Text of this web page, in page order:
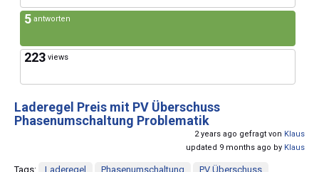
5 antworten
223 views
Laderegel Preis mit PV Überschuss
Phasenumschaltung Problematik
2 years ago gefragt von Klaus
updated 9 months ago by Klaus
Tags: Laderegel Phasenumschaltung PV Überschuss